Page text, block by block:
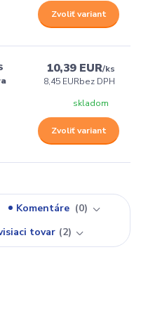
Zvoliť variant
10,39 EUR/ks
8,45 EURbez DPH
skladom
Zvoliť variant
Komentáre
0
tovar 2